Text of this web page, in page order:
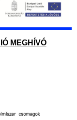
MEGHÍVÓ